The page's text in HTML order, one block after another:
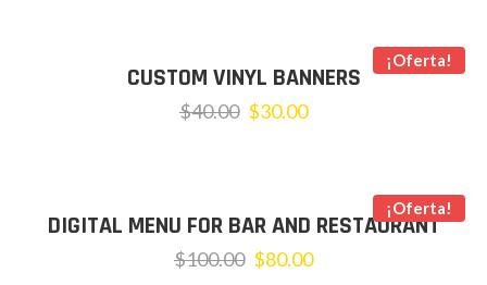
¡Oferta!
CUSTOM VINYL BANNERS
$40.00 $30.00
¡Oferta!
DIGITAL MENU FOR BAR AND RESTAURANT
$100.00 $80.00